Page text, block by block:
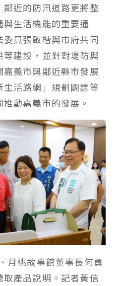
近的防汛道路更將整
生活機能的重要通
員張啟楷與市府共同
建設，並針對堤防與
義市與鄰近縣市發展
活路網」規劃闢建等
動嘉義市的發展。
月桃故事館董事長何勇
產品說明。記者黃信